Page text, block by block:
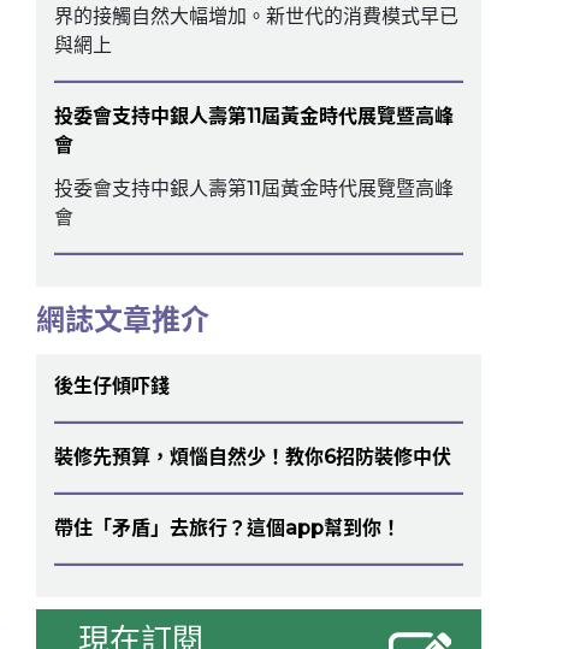
界的接觸自然大幅增加。新世代的消費模式早已
與網上
投委會支持中銀人壽第11屆黃金時代展覽暨高峰
會
投委會支持中銀人壽第11屆黃金時代展覽暨高峰
會
網誌文章推介
後生仔傾吓錢
裝修先預算，煩惱自然少！教你6招防裝修中伏
帶住「矛盾」去旅行？這個app幫到你！
現在訂閱